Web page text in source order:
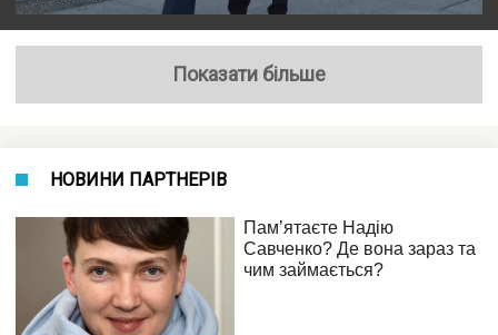
Показати більше
НОВИНИ ПАРТНЕРІВ